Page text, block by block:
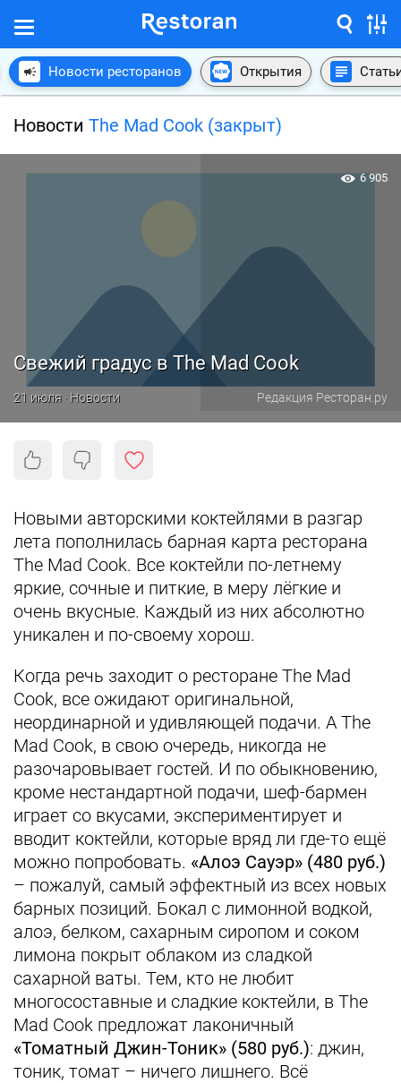
Новости ресторанов Открытия
Новости The Mad Cook (закрыт)
Свежий градус в The Mad Cook
21 июля · Новости Редакция Ресторан.ру
6 905
Новыми авторскими коктейлями в разгар
лета пополнилась барная карта ресторана
The Mad Cook. Все коктейли по-летнему
яркие, сочные и питкие, в меру лёгкие и
очень вкусные. Каждый из них абсолютно
уникален и по-своему хорош.
Когда речь заходит о ресторане The Mad
Cook, все ожидают оригинальной,
неординарной и удивляющей подачи. А The
Mad Cook, в свою очередь, никогда не
разочаровывает гостей. И по обыкновению,
кроме нестандартной подачи, шеф-бармен
играет со вкусами, экспериментирует и
вводит коктейли, которые вряд ли где-то ещё
можно попробовать. «Алоэ Сауэр» (480 руб.)
– пожалуй, самый эффектный из всех новых
барных позиций. Бокал с лимонной водкой,
алоэ, белком, сахарным сиропом и соком
лимона покрыт облаком из сладкой
сахарной ваты. Тем, кто не любит
многосоставные и сладкие коктейли, в The
Mad Cook предложат лаконичный
«Томатный Джин-Тоник» (580 руб.): джин,
тоник, томат – ничего лишнего. Всё